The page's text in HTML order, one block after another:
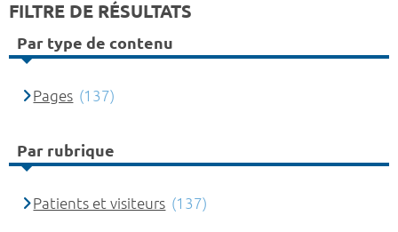
FILTRE DE RÉSULTATS
Par type de contenu
Pages (137)
Par rubrique
Patients et visiteurs (137)